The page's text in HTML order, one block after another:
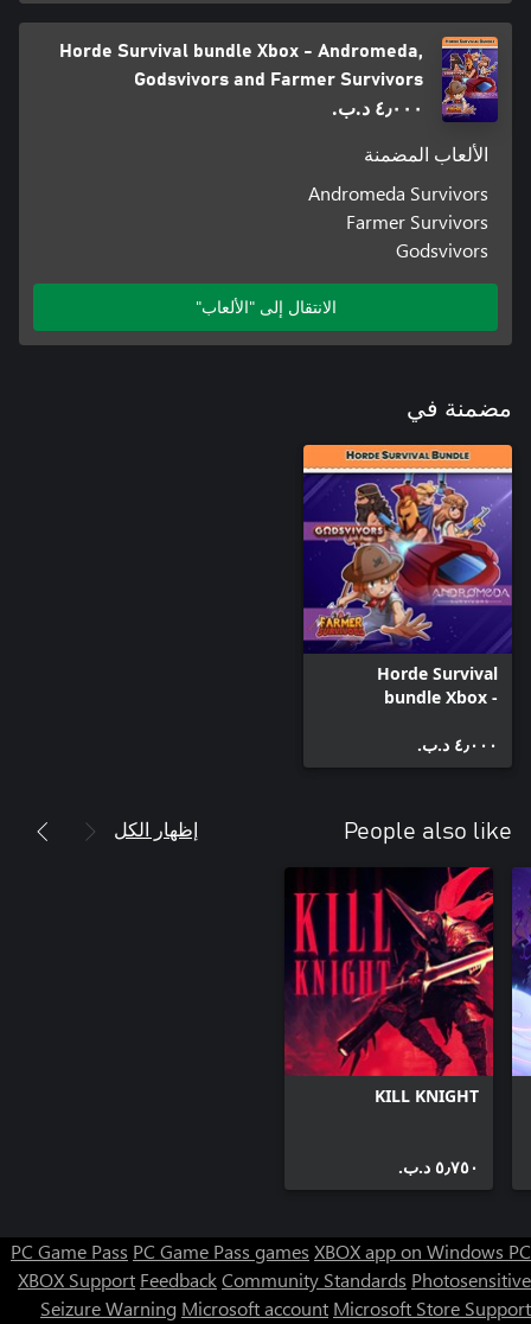
Horde Survival bundle Xbox - Andromeda,
Godsvivors and Farmer Survivors
٤٫٠٠٠ د.ب.‏
الألعاب المضمنة
Andromeda Survivors
Farmer Survivors
Godsvivors
الانتقال إلى "الألعاب"
مضمنة في
Horde Survival
bundle Xbox -
Godsvivors and
Farmer Survivors
٤٫٠٠٠ د.ب.‏
People also like إظهار الكل
KILL KNIGHT
٥٫٧٥٠ د.ب.‏
PC Game Pass PC Game Pass games XBOX app on Windows PC
XBOX Support FeedbackCommunity Standards Photosensitive
Seizure Warning Microsoft account Microsoft Store Support